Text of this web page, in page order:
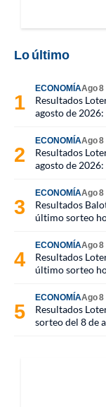
Lo último
ECONOMÍAAgo 8
Resultados
agosto de
ECONOMÍAAgo 8
Resultados
agosto de
ECONOMÍAAgo 8
Resultados
último sorteo
ECONOMÍAAgo 8
Resultados
último sorteo
ECONOMÍAAgo 8
Resultados
sorteo del 8 de